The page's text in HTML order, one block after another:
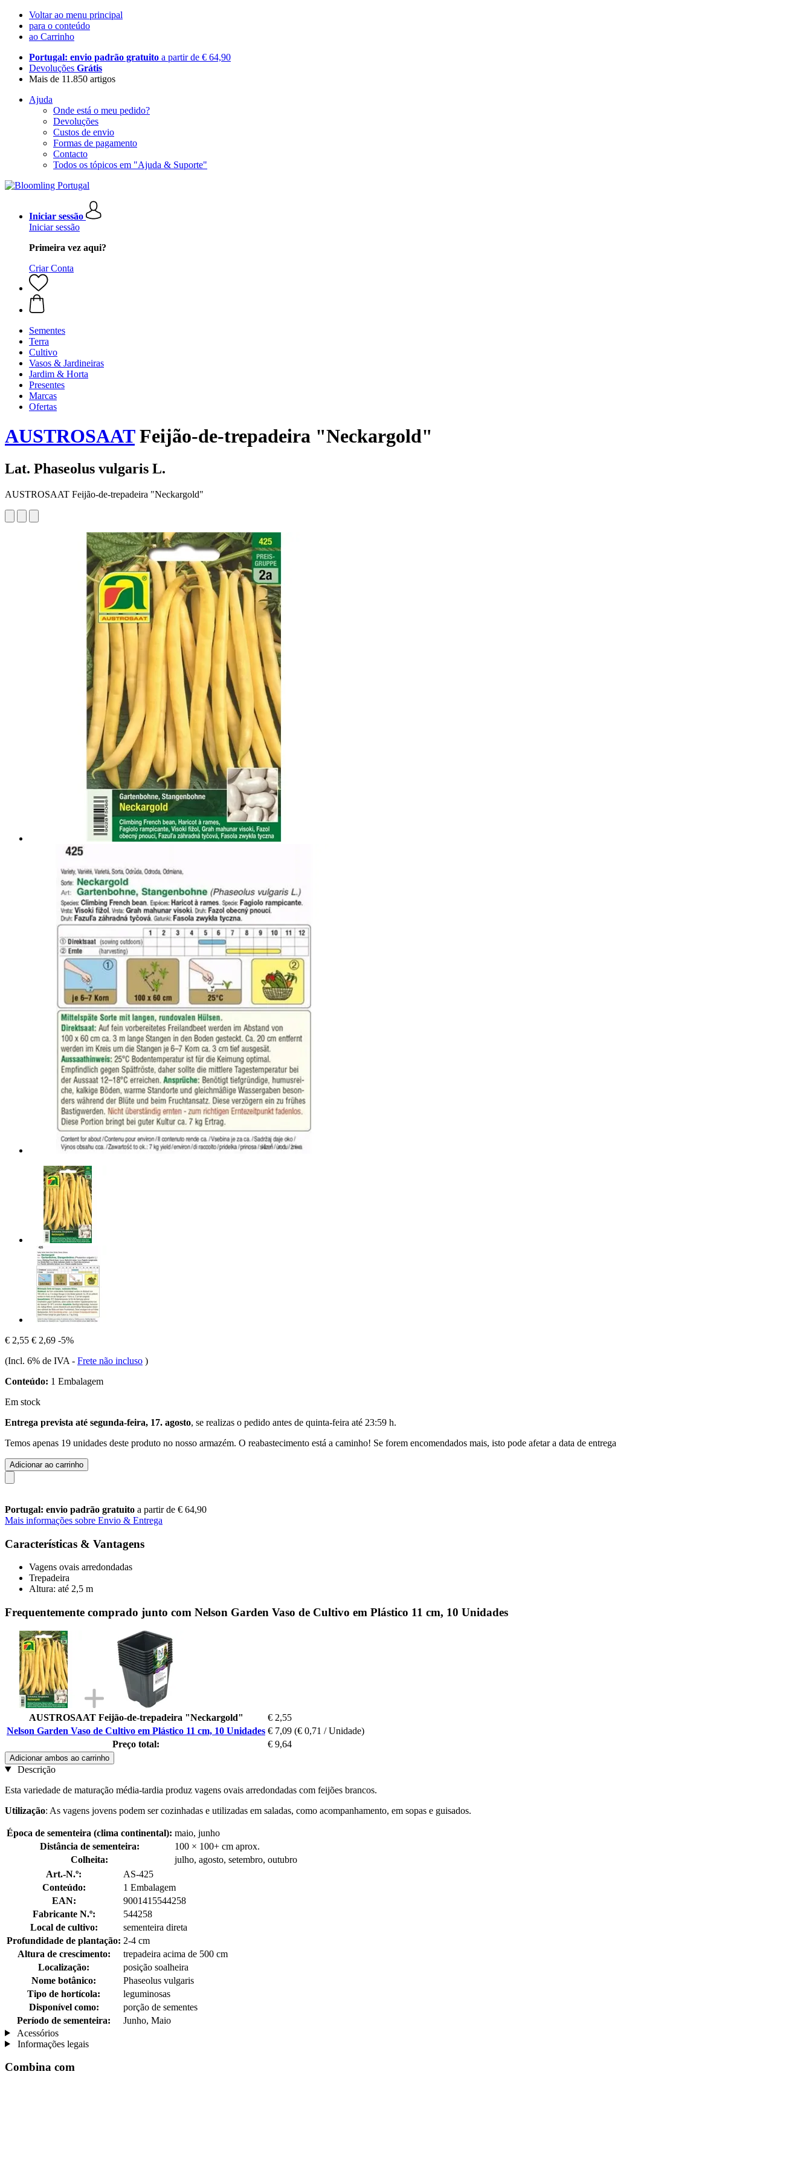
Voltar ao menu principal
para o conteúdo
ao Carrinho
Portugal: envio padrão gratuito a partir de € 64,90
Devoluções Grátis
Mais de 11.850 artigos
Ajuda
Onde está o meu pedido?
Devoluções
Custos de envio
Formas de pagamento
Contacto
Todos os tópicos em "Ajuda & Suporte"
Iniciar sessão
Iniciar sessão
Primeira vez aqui?
Criar Conta
Sementes
Terra
Cultivo
Vasos & Jardineiras
Jardim & Horta
Presentes
Marcas
Ofertas
AUSTROSAATFeijão-de-trepadeira "Neckargold"
Lat. Phaseolus vulgaris L.
AUSTROSAAT Feijão-de-trepadeira "Neckargold"
€ 2,55 € 2,69 -5%
(Incl. 6% de IVA - Frete não incluso )
Conteúdo: 1 Embalagem
Em stock
Entrega prevista até segunda-feira, 17. agosto, se realizas o pedido antes de quinta-feira até 23:59 h.
Temos apenas 19 unidades deste produto no nosso armazém. O reabastecimento está a caminho! Se forem encomendados mais, isto pode afetar a data de entrega
Adicionar ao carrinho
Portugal: envio padrão gratuito a partir de € 64,90
Mais informações sobre Envio & Entrega
Características & Vantagens
Vagens ovais arredondadas
Trepadeira
Altura: até 2,5 m
Frequentemente comprado junto com Nelson Garden Vaso de Cultivo em Plástico 11 cm, 10 Unidades
AUSTROSAAT Feijão-de-trepadeira "Neckargold"
€ 2,55
Nelson Garden Vaso de Cultivo em Plástico 11 cm, 10 Unidades € 7,09 (€ 0,71 / Unidade)
Preço total:
€ 9,64
Adicionar ambos ao carrinho
Descrição
Esta variedade de maturação média-tardia produz vagens ovais arredondadas com feijões brancos.
Utilização: As vagens jovens podem ser cozinhadas e utilizadas em saladas, como acompanhamento, em sopas e guisados.
Época de sementeira (clima continental): maio, junho
Distância de sementeira:
100 × 100+ cm aprox.
Colheita:
julho, agosto, setembro, outubro
Art.-N.º:
AS-425
Conteúdo:
1 Embalagem
EAN:
9001415544258
Fabricante N.º:
544258
Local de cultivo:
sementeira direta
Profundidade de plantação: 2-4 cm
Altura de crescimento:
trepadeira acima de 500 cm
Localização:
posição soalheira
Nome botânico:
Phaseolus vulgaris
Tipo de hortícola:
leguminosas
Disponível como:
porção de sementes
Período de sementeira:
Junho, Maio
Acessórios
Informações legais
Combina com